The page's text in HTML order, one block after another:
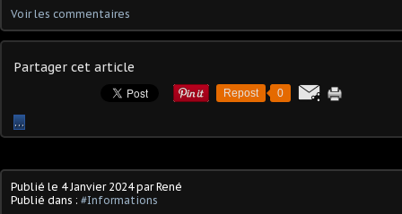
Voir les commentaires
Partager cet article
Repost 0
…
Publié le 4 Janvier 2024par René
Publié dans : #Informations